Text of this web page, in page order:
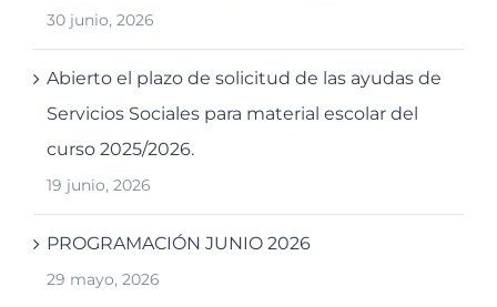
30 junio, 2026
Abierto el plazo de solicitud de las ayudas de
Servicios Sociales para material escolar del
curso 2025/2026.
19 junio, 2026
PROGRAMACIÓN JUNIO 2026
29 mayo, 2026